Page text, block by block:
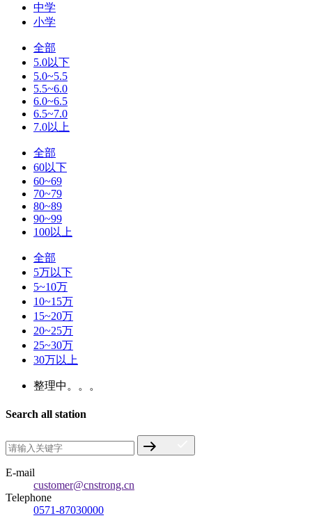
中学
小学
全部
5.0以下
5.0~5.5
5.5~6.0
6.0~6.5
6.5~7.0
7.0以上
全部
60以下
60~69
70~79
80~89
90~99
100以上
全部
5万以下
5~10万
10~15万
15~20万
20~25万
25~30万
30万以上
整理中。。。
Search all station
E-mail
customer@cnstrong.cn
Telephone
0571-87030000